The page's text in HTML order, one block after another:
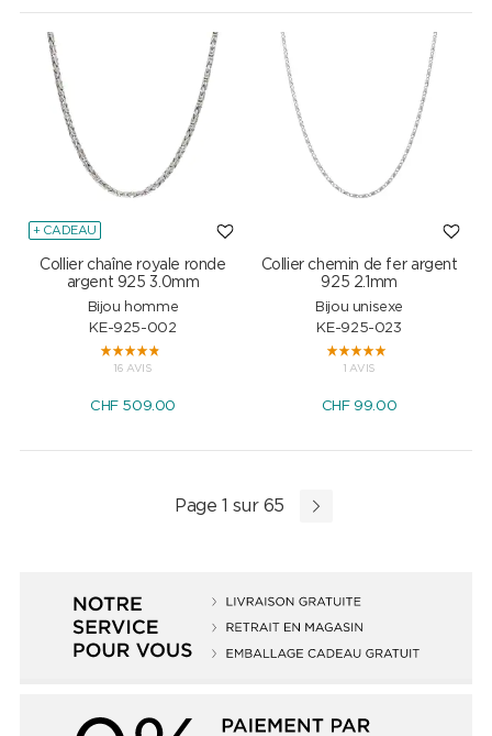
+ CADEAU
Collier chaîne royale ronde
argent 925 3.0mm
Bijou homme
KE-925-002
16 AVIS
CHF 509.00
Collier chemin de fer argent
925 2.1mm
Bijou unisexe
KE-925-023
1 AVIS
CHF 99.00
Page 1 sur 65